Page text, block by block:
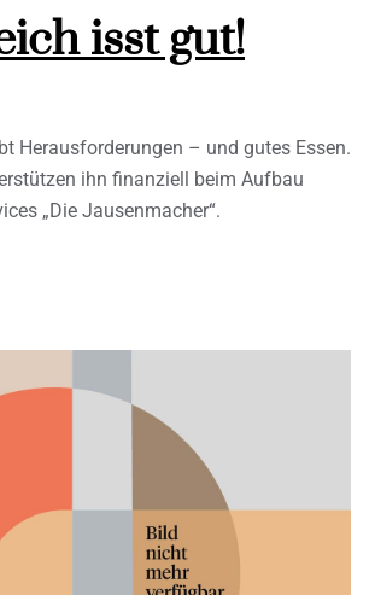
isst gut!
Herausforderungen – und gutes Essen.
ihn finanziell beim Aufbau
„Die Jausenmacher“.